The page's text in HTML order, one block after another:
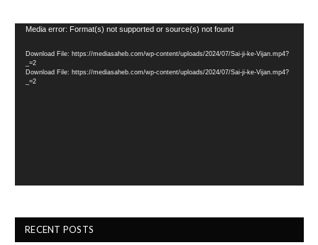
Video
Media error: Format(s) not supported or source(s) not found
Download File: https://mediasaheb.com/wp-content/uploads/2024/07/Sai-ji-ke-Vijan.mp4?
_=2
Download File: https://mediasaheb.com/wp-content/uploads/2024/07/Sai-ji-ke-Vijan.mp4?
_=2
RECENT POSTS